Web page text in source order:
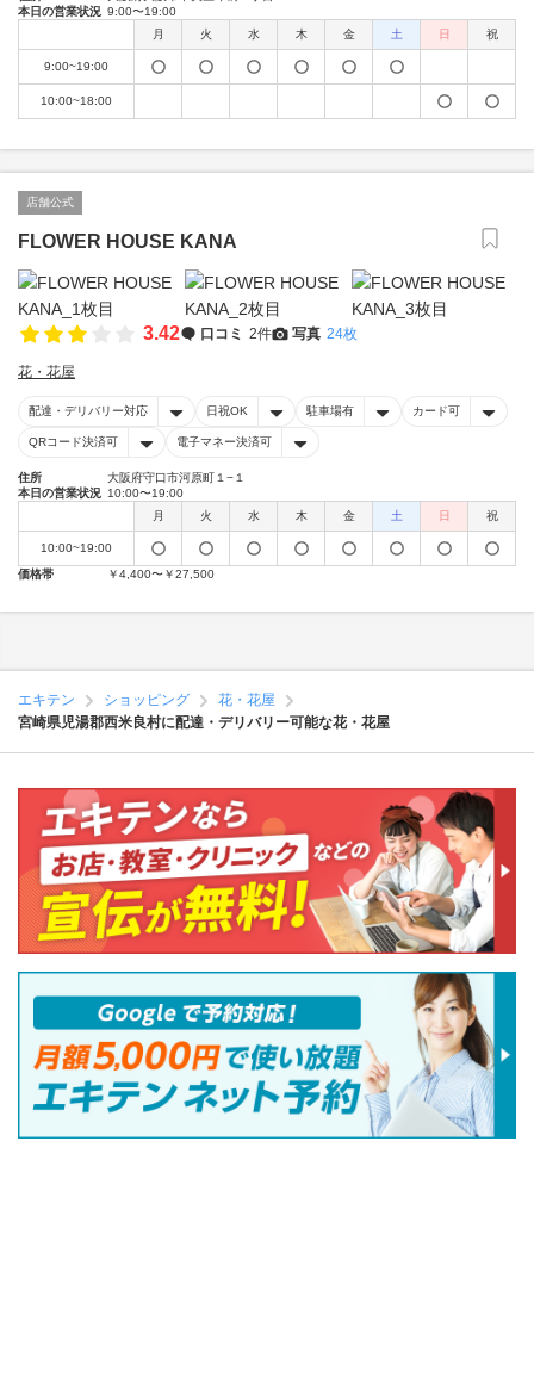
本日の営業状況 9:00〜19:00
月
火 水 木 金 土 日 祝
9:00~19:00
10:00~18:00
店舗公式
FLOWER HOUSE KANA
3.42 口コミ 2件 写真 24枚
花・花屋
配達・デリバリー対応 日祝OK 駐車場有 カード可
QRコード決済可 電子マネー決済可
住所
大阪府守口市河原町１−１
本日の営業状況 10:00〜19:00
月
火 水 木 金 土 日 祝
10:00~19:00
価格帯
￥4,400〜￥27,500
エキテン ショッピング
花・花屋
宮崎県児湯郡西米良村に配達・デリバリー可能な花・花屋